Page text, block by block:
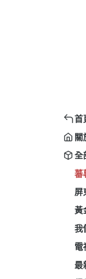
首
關
全
蕃
屏
黃
我
電
最